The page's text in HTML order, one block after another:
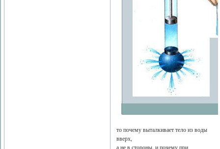
то почему выталкивает тело из воды
вверх,